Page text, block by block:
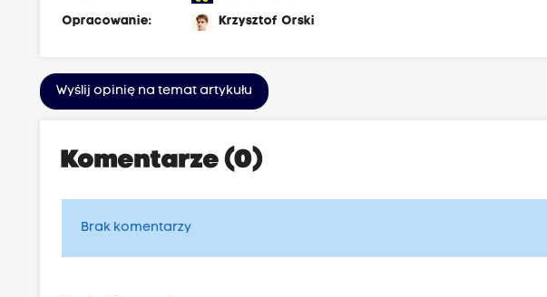
Opracowanie:
Krzysztof Orski
Wyślij opinię na temat artykułu
Komentarze (0)
Brak komentarzy